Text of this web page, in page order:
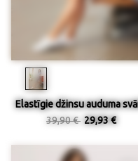
Elastīgie džinsu auduma
39,90 € 29,93 €